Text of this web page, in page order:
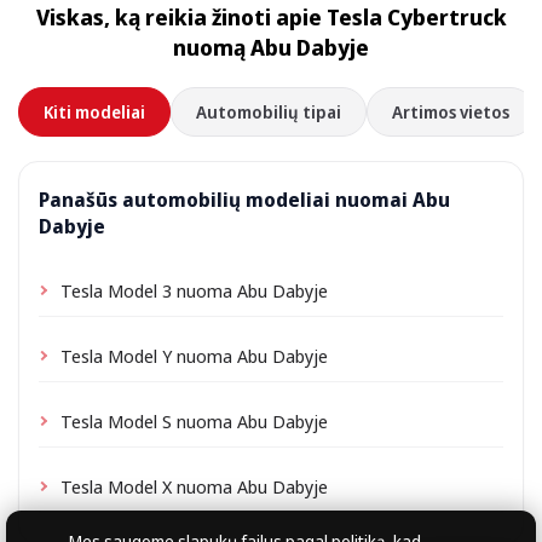
priklausomai nuo vietos gali būti taikomas nedidelis
pristatymo mokestis, visada nurodomas iš anksto.
Viskas, ką reikia žinoti apie Tesla Cybertruck
nuomą Abu Dabyje
Kiti modeliai Automobilių tipai Artimos vietos
Panašūs automobilių modeliai nuomai Abu
Dabyje
Tesla Model 3 nuoma Abu Dabyje
Tesla Model Y nuoma Abu Dabyje
Tesla Model S nuoma Abu Dabyje
Tesla Model X nuoma Abu Dabyje